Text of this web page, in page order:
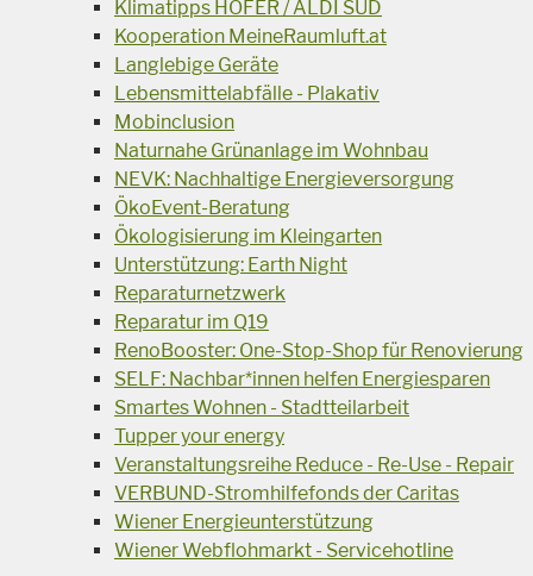
Klimatipps HOFER / ALDI SÜD
Kooperation MeineRaumluft.at
Langlebige Geräte
Lebensmittelabfälle - Plakativ
Mobinclusion
Naturnahe Grünanlage im Wohnbau
NEVK: Nachhaltige Energieversorgung
ÖkoEvent-Beratung
Ökologisierung im Kleingarten
Unterstützung: Earth Night
Reparaturnetzwerk
Reparatur im Q19
RenoBooster: One-Stop-Shop für Renovierung
SELF: Nachbar*innen helfen Energiesparen
Smartes Wohnen - Stadtteilarbeit
Tupper your energy
Veranstaltungsreihe Reduce - Re-Use - Repair
VERBUND-Stromhilfefonds der Caritas
Wiener Energieunterstützung
Wiener Webflohmarkt - Servicehotline